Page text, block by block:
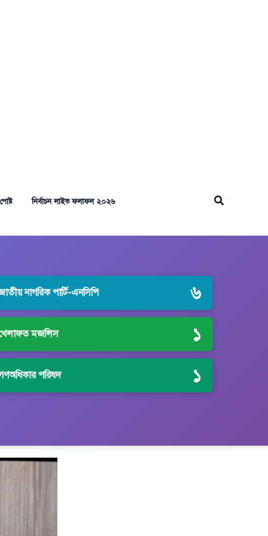
নির্বাচন লাইভ ফলাফল ২০২৬ Search
নাগরিক পার্টি-এনসিপি ৬
মজলিস ১
পরিষদ ১